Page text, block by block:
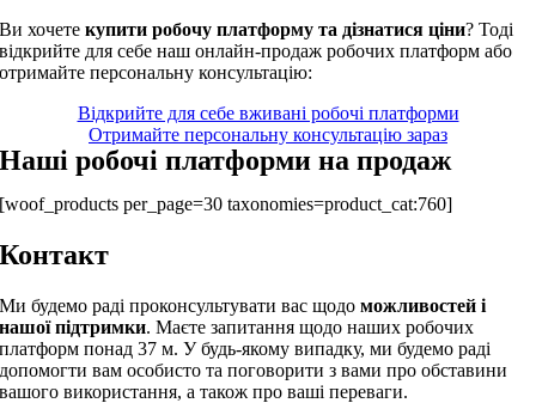
Ви хочетекупити робочу платформу та дізнатися ціни? Тоді
відкрийте для себе наш онлайн-продаж робочих платформ або
отримайте персональну консультацію:
Відкрийте для себе вживані робочі платформи
Отримайте персональну консультацію зараз
Наші робочі платформи на продаж
[woof_products per_page=30 taxonomies=product_cat:760]
Контакт
Ми будемо раді проконсультувати вас щодоможливостей і
нашої підтримки. Маєте запитання щодо наших робочих
платформ понад 37 м. У будь-якому випадку, ми будемо раді
допомогти вам особисто та поговорити з вами про обставини
вашого використання, а також про ваші переваги.